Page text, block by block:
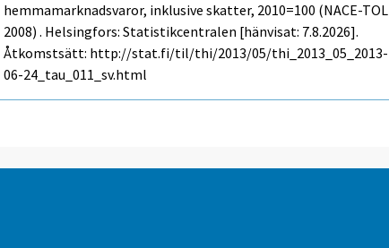
hemmamarknadsvaror, inklusive skatter, 2010=100 (NACE-TOL
2008) . Helsingfors: Statistikcentralen [hänvisat: 7.8.2026].
Åtkomstsätt: http://stat.fi/til/thi/2013/05/thi_2013_05_2013-
06-24_tau_011_sv.html